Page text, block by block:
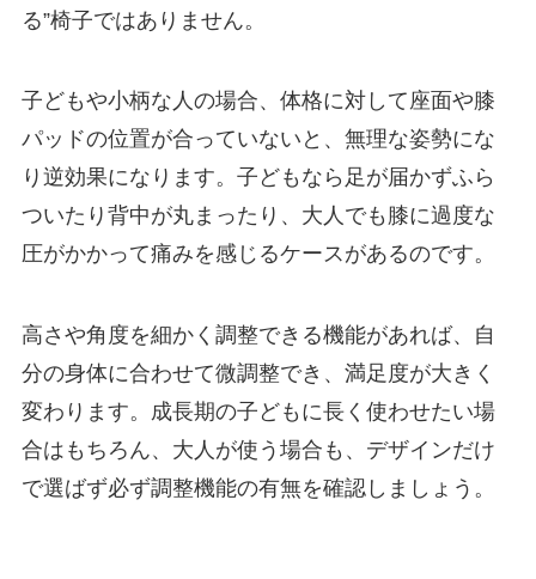
る”椅子ではありません。
子どもや小柄な人の場合、体格に対して座面や膝
パッドの位置が合っていないと、無理な姿勢にな
り逆効果になります。子どもなら足が届かずふら
ついたり背中が丸まったり、大人でも膝に過度な
圧がかかって痛みを感じるケースがあるのです。
高さや角度を細かく調整できる機能があれば、自
分の身体に合わせて微調整でき、満足度が大きく
変わります。成長期の子どもに長く使わせたい場
合はもちろん、大人が使う場合も、デザインだけ
で選ばず必ず調整機能の有無を確認しましょう。